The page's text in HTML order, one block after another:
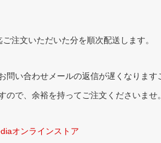
注文いただいた分を順次配送します。
い合わせメールの返信が遅くなります
で、余裕を持ってご注文くださいませ。
オンラインストア